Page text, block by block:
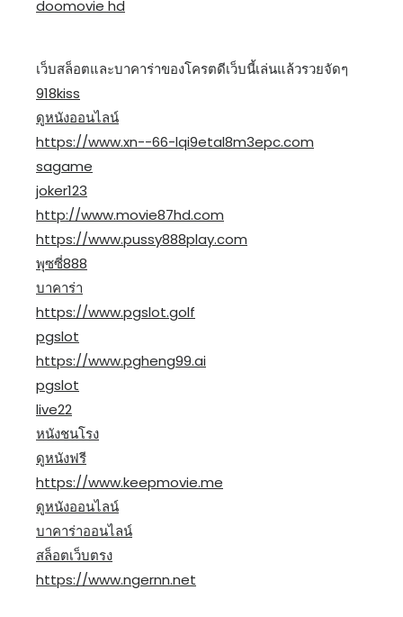
doomovie hd
เว็บสล็อตและบาคาร่าของโครตดีเว็บนี้เล่นแล้วรวยจัดๆ
918kiss
ดูหนังออนไลน์
https://www.xn--66-lqi9etal8m3epc.com
sagame
joker123
http://www.movie87hd.com
https://www.pussy888play.com
พุซซี่888
บาคาร่า
https://www.pgslot.golf
pgslot
https://www.pgheng99.ai
pgslot
live22
หนังชนโรง
ดูหนังฟรี
https://www.keepmovie.me
ดูหนังออนไลน์
บาคาร่าออนไลน์
สล็อตเว็บตรง
https://www.ngernn.net